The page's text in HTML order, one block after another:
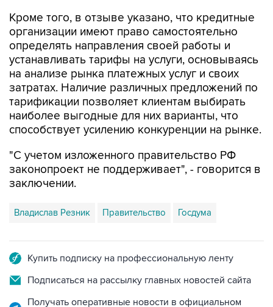
Кроме того, в отзыве указано, что кредитные
организации имеют право самостоятельно
определять направления своей работы и
устанавливать тарифы на услуги, основываясь
на анализе рынка платежных услуг и своих
затратах. Наличие различных предложений по
тарификации позволяет клиентам выбирать
наиболее выгодные для них варианты, что
способствует усилению конкуренции на рынке.
"С учетом изложенного правительство РФ
законопроект не поддерживает", - говорится в
заключении.
Владислав Резник Правительство Госдума
Купить подписку на профессиональную ленту
Подписаться на рассылку главных новостей сайта
Получать оперативные новости в официальном